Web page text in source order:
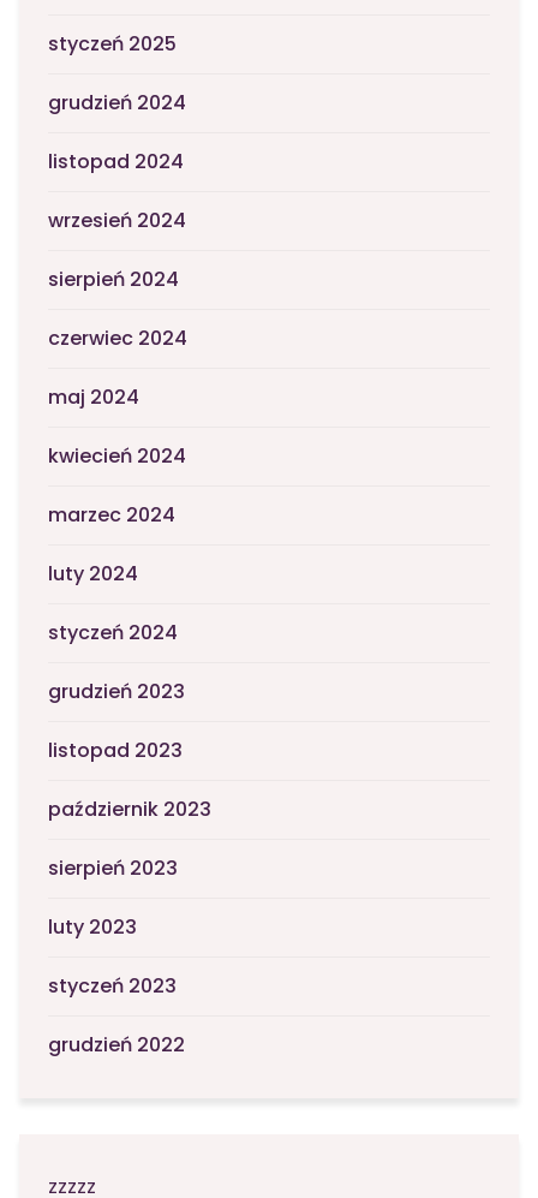
styczeń 2025
grudzień 2024
listopad 2024
wrzesień 2024
sierpień 2024
czerwiec 2024
maj 2024
kwiecień 2024
marzec 2024
luty 2024
styczeń 2024
grudzień 2023
listopad 2023
październik 2023
sierpień 2023
luty 2023
styczeń 2023
grudzień 2022
zzzzz